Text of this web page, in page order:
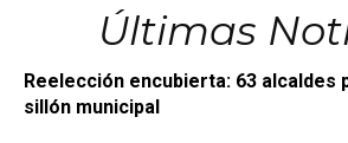
Últimas
Reelección encubierta: 63 alcaldes
sillón municipal